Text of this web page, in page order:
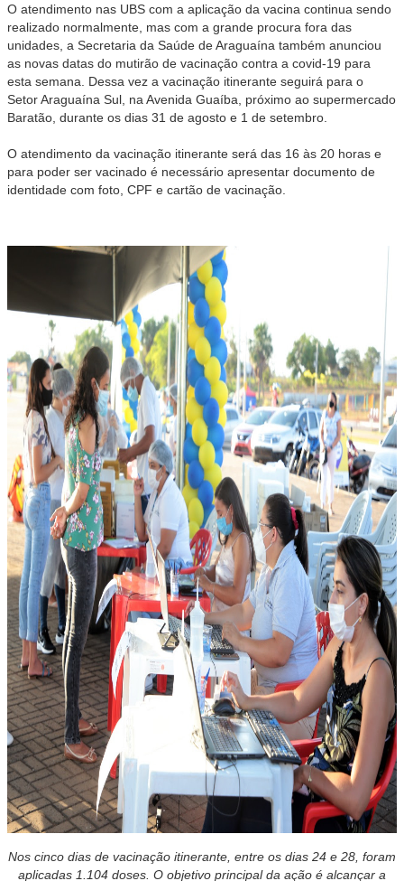
O atendimento nas UBS com a aplicação da vacina continua sendo
realizado normalmente, mas com a grande procura fora das
unidades, a Secretaria da Saúde de Araguaína também anunciou
as novas datas do mutirão de vacinação contra a covid-19 para
esta semana. Dessa vez a vacinação itinerante seguirá para o
Setor Araguaína Sul, na Avenida Guaíba, próximo ao supermercado
Baratão, durante os dias 31 de agosto e 1 de setembro.
O atendimento da vacinação itinerante será das 16 às 20 horas e
para poder ser vacinado é necessário apresentar documento de
identidade com foto, CPF e cartão de vacinação.
Nos cinco dias de vacinação itinerante, entre os dias 24 e 28, foram
aplicadas 1.104 doses. O objetivo principal da ação é alcançar a